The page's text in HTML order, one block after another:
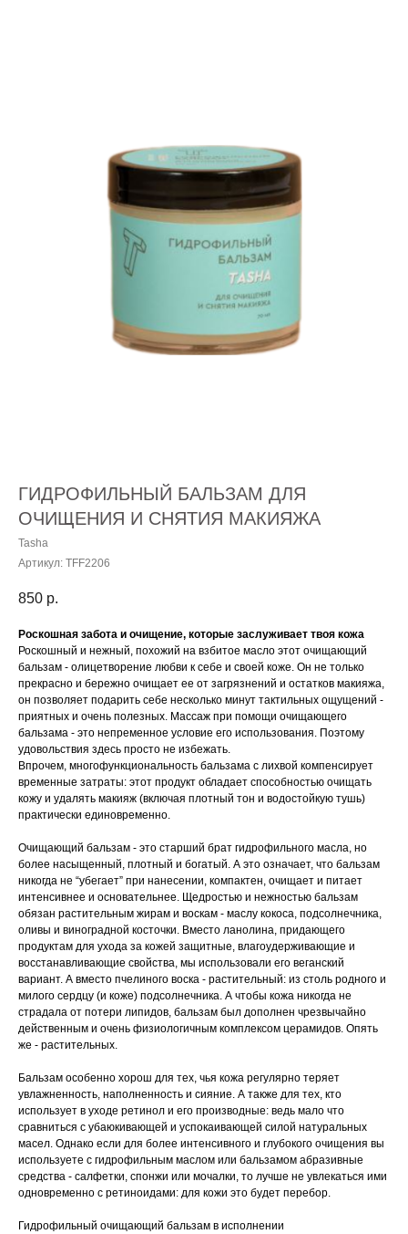
ГИДРОФИЛЬНЫЙ БАЛЬЗАМ ДЛЯ
ОЧИЩЕНИЯ И СНЯТИЯ МАКИЯЖА
Tasha
Артикул: TFF2206
850 р.
Роскошная забота и очищение, которые заслуживает твоя кожа
Роскошный и нежный, похожий на взбитое масло этот очищающий
бальзам - олицетворение любви к себе и своей коже. Он не только
прекрасно и бережно очищает ее от загрязнений и остатков макияжа,
он позволяет подарить себе несколько минут тактильных ощущений -
приятных и очень полезных. Массаж при помощи очищающего
бальзама - это непременное условие его использования. Поэтому
удовольствия здесь просто не избежать.
Впрочем, многофункциональность бальзама с лихвой компенсирует
временные затраты: этот продукт обладает способностью очищать
кожу и удалять макияж (включая плотный тон и водостойкую тушь)
практически единовременно.
Очищающий бальзам - это старший брат гидрофильного масла, но
более насыщенный, плотный и богатый. А это означает, что бальзам
никогда не “убегает” при нанесении, компактен, очищает и питает
интенсивнее и основательнее. Щедростью и нежностью бальзам
обязан растительным жирам и воскам - маслу кокоса, подсолнечника,
оливы и виноградной косточки. Вместо ланолина, придающего
продуктам для ухода за кожей защитные, влагоудерживающие и
восстанавливающие свойства, мы использовали его веганский
вариант. А вместо пчелиного воска - растительный: из столь родного и
милого сердцу (и коже) подсолнечника. А чтобы кожа никогда не
страдала от потери липидов, бальзам был дополнен чрезвычайно
действенным и очень физиологичным комплексом церамидов. Опять
же - растительных.
Бальзам особенно хорош для тех, чья кожа регулярно теряет
увлажненность, наполненность и сияние. А также для тех, кто
использует в уходе ретинол и его производные: ведь мало что
сравниться с убаюкивающей и успокаивающей силой натуральных
масел. Однако если для более интенсивного и глубокого очищения вы
используете с гидрофильным маслом или бальзамом абразивные
средства - салфетки, спонжи или мочалки, то лучше не увлекаться ими
одновременно с ретиноидами: для кожи это будет перебор.
Гидрофильный очищающий бальзам в исполнении